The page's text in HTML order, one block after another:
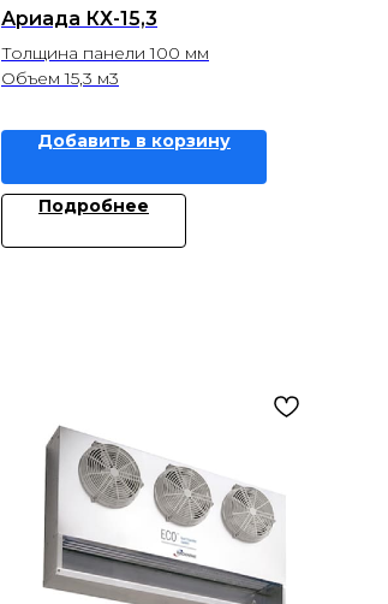
Ариада КХ-15,3
Толщина панели 100 мм
Объем 15,3 м3
Добавить в корзину
Подробнее